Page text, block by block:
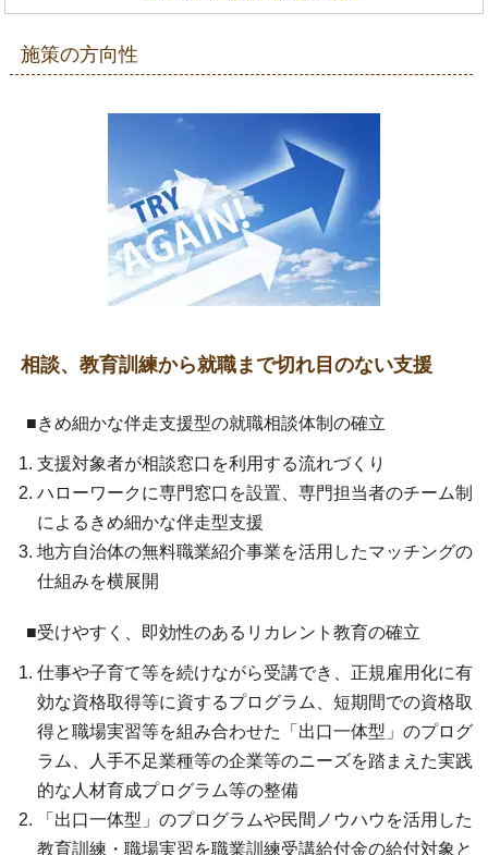
施策の方向性
相談、教育訓練から就職まで切れ目のない支援
■きめ細かな伴走支援型の就職相談体制の確立
支援対象者が相談窓口を利用する流れづくり
ハローワークに専門窓口を設置、専門担当者のチーム制
によるきめ細かな伴走型支援
地方自治体の無料職業紹介事業を活用したマッチングの
仕組みを横展開
■受けやすく、即効性のあるリカレント教育の確立
仕事や子育て等を続けながら受講でき、正規雇用化に有
効な資格取得等に資するプログラム、短期間での資格取
得と職場実習等を組み合わせた「出口一体型」のプログ
ラム、人手不足業種等の企業等のニーズを踏まえた実践
的な人材育成プログラム等の整備
「出口一体型」のプログラムや民間ノウハウを活用した
教育訓練・職場実習を職業訓練受講給付金の給付対象と